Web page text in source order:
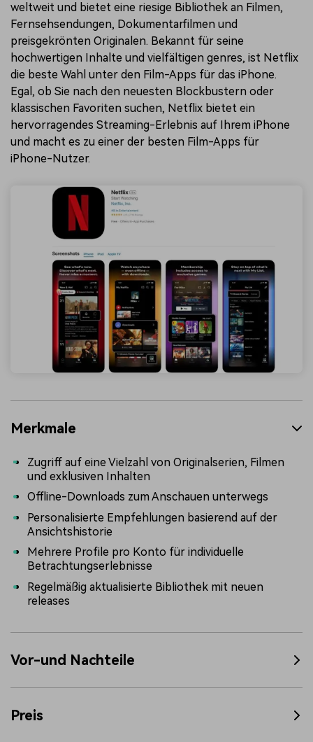
weltweit und bietet eine riesige Bibliothek an Filmen,
Fernsehsendungen, Dokumentarfilmen und
preisgekrönten Originalen. Bekannt für seine
hochwertigen Inhalte und vielfältigen genres, ist Netflix
die beste Wahl unter den Film-Apps für das iPhone.
Egal, ob Sie nach den neuesten Blockbustern oder
klassischen Favoriten suchen, Netflix bietet ein
hervorragendes Streaming-Erlebnis auf Ihrem iPhone
und macht es zu einer der besten Film-Apps für
iPhone-Nutzer.
Merkmale
Zugriff auf eine Vielzahl von Originalserien, Filmen
und exklusiven Inhalten
Offline-Downloads zum Anschauen unterwegs
Personalisierte Empfehlungen basierend auf der
Ansichtshistorie
Mehrere Profile pro Konto für individuelle
Betrachtungserlebnisse
Regelmäßig aktualisierte Bibliothek mit neuen
releases
Vor-und Nachteile
Preis